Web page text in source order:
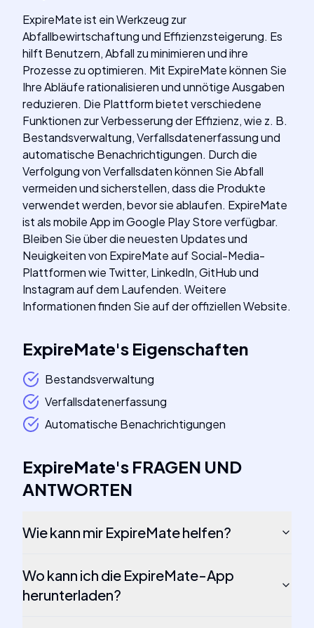
ExpireMate ist ein Werkzeug zur
Abfallbewirtschaftung und Effizienzsteigerung. Es
hilft Benutzern, Abfall zu minimieren und ihre
Prozesse zu optimieren. Mit ExpireMate können Sie
Ihre Abläufe rationalisieren und unnötige Ausgaben
reduzieren. Die Plattform bietet verschiedene
Funktionen zur Verbesserung der Effizienz, wie z. B.
Bestandsverwaltung, Verfallsdatenerfassung und
automatische Benachrichtigungen. Durch die
Verfolgung von Verfallsdaten können Sie Abfall
vermeiden und sicherstellen, dass die Produkte
verwendet werden, bevor sie ablaufen. ExpireMate
ist als mobile App im Google Play Store verfügbar.
Bleiben Sie über die neuesten Updates und
Neuigkeiten von ExpireMate auf Social-Media-
Plattformen wie Twitter, LinkedIn, GitHub und
Instagram auf dem Laufenden. Weitere
Informationen finden Sie auf der offiziellen Website.
ExpireMate's Eigenschaften
Bestandsverwaltung
Verfallsdatenerfassung
Automatische Benachrichtigungen
ExpireMate's FRAGEN UND
ANTWORTEN
Wie kann mir ExpireMate helfen?
Wo kann ich die ExpireMate-App
herunterladen?